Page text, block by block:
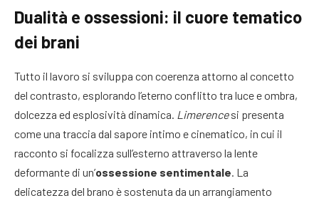
Dualità e ossessioni: il cuore tematico
dei brani
Tutto il lavoro si sviluppa con coerenza attorno al concetto
del contrasto, esplorando l’eterno conflitto tra luce e ombra,
dolcezza ed esplosività dinamica. Limerencesi presenta
come una traccia dal sapore intimo e cinematico, in cui il
racconto si focalizza sull’esterno attraverso la lente
deformante di un’ossessione sentimentale. La
delicatezza del brano è sostenuta da un arrangiamento